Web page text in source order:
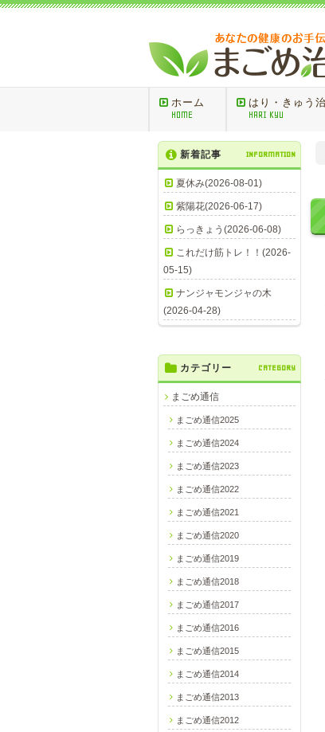
ホーム
HOME
はり・きゅう
HARI KYU
新着記事 INFORMATION
夏休み(2026-08-01)
紫陽花(2026-06-17)
らっきょう(2026-06-08)
これだけ筋トレ！！(2026-
05-15)
ナンジャモンジャの木
(2026-04-28)
カテゴリー CATEGORY
まごめ通信
まごめ通信2025
まごめ通信2024
まごめ通信2023
まごめ通信2022
まごめ通信2021
まごめ通信2020
まごめ通信2019
まごめ通信2018
まごめ通信2017
まごめ通信2016
まごめ通信2015
まごめ通信2014
まごめ通信2013
まごめ通信2012